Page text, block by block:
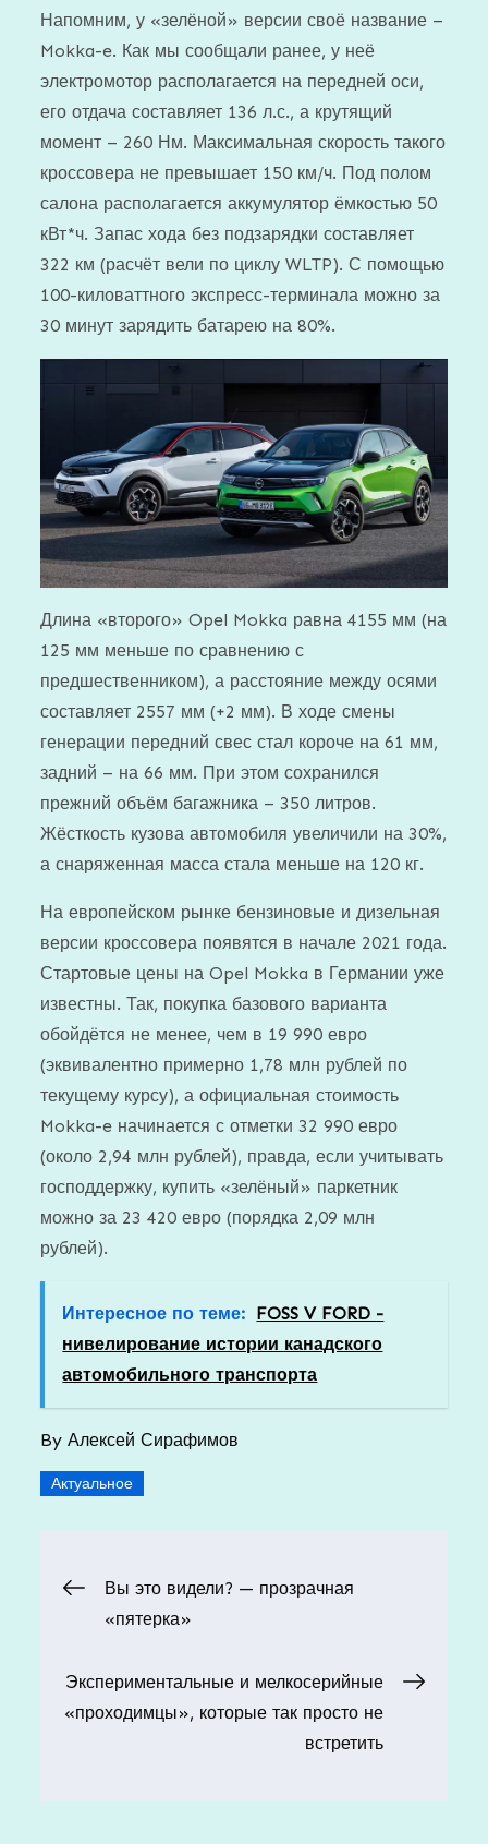
Напомним, у «зелёной» версии своё название –
Mokka-e. Как мы сообщали ранее, у неё
электромотор располагается на передней оси,
его отдача составляет 136 л.с., а крутящий
момент – 260 Нм. Максимальная скорость такого
кроссовера не превышает 150 км/ч. Под полом
салона располагается аккумулятор ёмкостью 50
кВт*ч. Запас хода без подзарядки составляет
322 км (расчёт вели по циклу WLTP). С помощью
100-киловаттного экспресс-терминала можно за
30 минут зарядить батарею на 80%.
Длина «второго» Opel Mokka равна 4155 мм (на
125 мм меньше по сравнению с
предшественником), а расстояние между осями
составляет 2557 мм (+2 мм). В ходе смены
генерации передний свес стал короче на 61 мм,
задний – на 66 мм. При этом сохранился
прежний объём багажника – 350 литров.
Жёсткость кузова автомобиля увеличили на 30%,
а снаряженная масса стала меньше на 120 кг.
На европейском рынке бензиновые и дизельная
версии кроссовера появятся в начале 2021 года.
Стартовые цены на Opel Mokka в Германии уже
известны. Так, покупка базового варианта
обойдётся не менее, чем в 19 990 евро
(эквивалентно примерно 1,78 млн рублей по
текущему курсу), а официальная стоимость
Mokka-e начинается с отметки 32 990 евро
(около 2,94 млн рублей), правда, если учитывать
господдержку, купить «зелёный» паркетник
можно за 23 420 евро (порядка 2,09 млн
рублей).
Интересное по теме: FOSS V FORD -
нивелирование истории канадского
автомобильного транспорта
ByАлексей Сирафимов
Актуальное
Навигация
записям
Вы это видели? — прозрачная
«пятерка»
Экспериментальные и мелкосерийные
«проходимцы», которые так просто не
встретить